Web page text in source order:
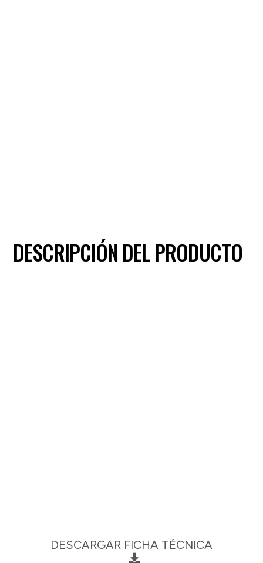
DESCRIPCIÓN DEL PRODUCTO
DESCARGAR FICHA TÉCNICA